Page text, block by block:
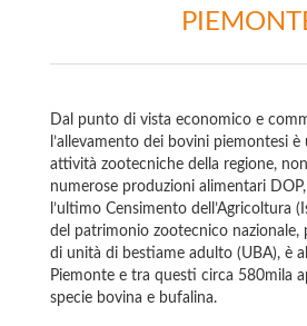
Dal punto di vista economico e
l’allevamento dei bovini piemontesi
attività zootecniche della regione,
numerose produzioni alimentari DOP,
l’ultimo Censimento dell’Agricoltura
del patrimonio zootecnico nazionale,
di unità di bestiame adulto (UBA), è
Piemonte e tra questi circa 580mila
specie bovina e bufalina.